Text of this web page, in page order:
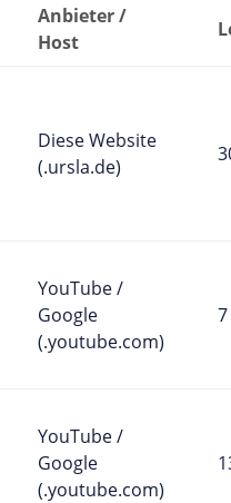
Anbieter /
Host
Diese Website
(.ursla.de)
YouTube /
Google
(.youtube.com)
YouTube /
Google
(.youtube.com)